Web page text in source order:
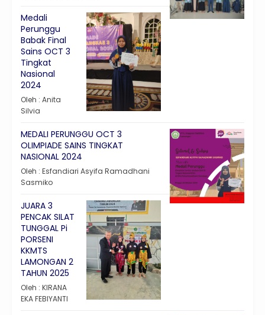
Medali
Perunggu
Babak Final
Sains OCT 3
Tingkat
Nasional
2024
Oleh : Anita
Silvia
MEDALI PERUNGGU OCT 3
OLIMPIADE SAINS TINGKAT
NASIONAL 2024
Oleh : Esfandiari Asyifa Ramadhani
Sasmiko
JUARA 3
PENCAK SILAT
TUNGGAL Pi
PORSENI
KKMTS
LAMONGAN 2
TAHUN 2025
Oleh : KIRANA
EKA FEBIYANTI